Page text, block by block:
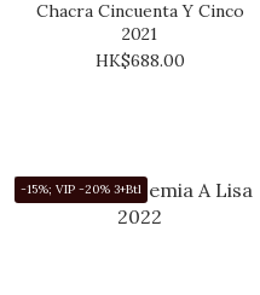
Chacra Cincuenta Y Cinco
2021
HK$688.00
-15%; VIP -20% 3+Btl